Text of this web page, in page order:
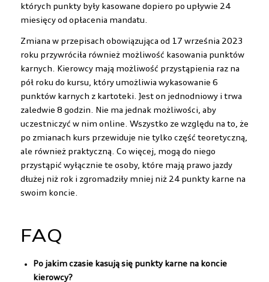
których punkty były kasowane dopiero po upływie 24
miesięcy od opłacenia mandatu.
Zmiana w przepisach obowiązująca od 17 września 2023
roku przywróciła również możliwość kasowania punktów
karnych. Kierowcy mają możliwość przystąpienia raz na
pół roku do kursu, który umożliwia wykasowanie 6
punktów karnych z kartoteki. Jest on jednodniowy i trwa
zaledwie 8 godzin. Nie ma jednak możliwości, aby
uczestniczyć w nim online. Wszystko ze względu na to, że
po zmianach kurs przewiduje nie tylko część teoretyczną,
ale również praktyczną. Co więcej, mogą do niego
przystąpić wyłącznie te osoby, które mają prawo jazdy
dłużej niż rok i zgromadziły mniej niż 24 punkty karne na
swoim koncie.
FAQ
Po jakim czasie kasują się punkty karne na koncie
kierowcy?